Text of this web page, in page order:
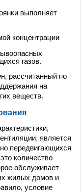
выполняет
концентрации
газов.
рассчитанный по
на
веществ.
является
передвигающихся
количество
обслуживает
жилых домов и
условие